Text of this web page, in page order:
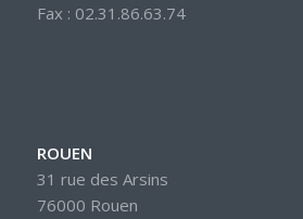
Fax : 02.31.86.63.74
ROUEN
31 rue des Arsins
76000 Rouen